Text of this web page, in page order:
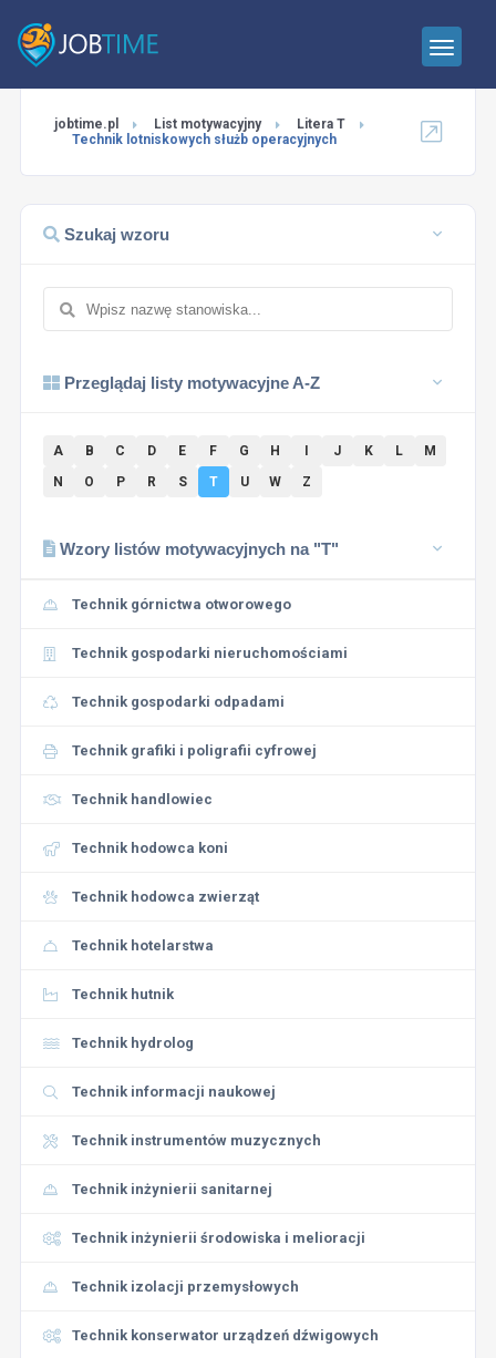
jobtime.pl List motywacyjny
Litera T
Technik lotniskowych służb operacyjnych
Szukaj wzoru
Przeglądaj listy motywacyjne A-Z
A B C D E F G H J K L
M
N
O P R S T U W Z
Wzory listów motywacyjnych na "T"
Technik górnictwa otworowego
Technik gospodarki nieruchomościami
Technik gospodarki odpadami
Technik grafiki i poligrafii cyfrowej
Technik handlowiec
Technik hodowca koni
Technik hodowca zwierząt
Technik hotelarstwa
Technik hutnik
Technik hydrolog
Technik informacji naukowej
Technik instrumentów muzycznych
Technik inżynierii sanitarnej
Technik inżynierii środowiska i melioracji
Technik izolacji przemysłowych
Technik konserwator urządzeń dźwigowych